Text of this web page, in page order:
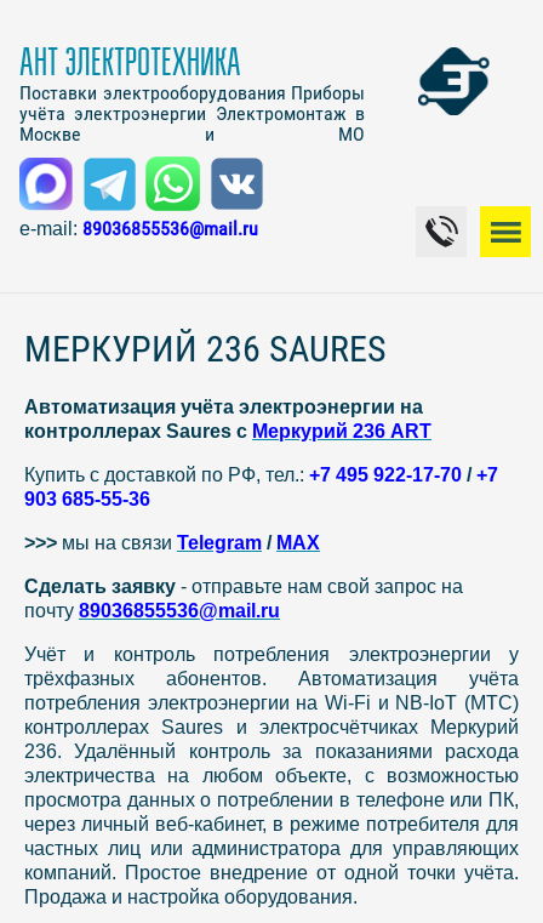
АНТ ЭЛЕКТРОТЕХНИКА
Поставки электрооборудования Приборы
учёта электроэнергии Электромонтаж в
Москве и МО
e-mail: 89036855536@mail.ru
МЕРКУРИЙ 236 SAURES
Автоматизация учёта электроэнергии на
контроллерах Saures с Меркурий 236 ART
Купить с доставкой по РФ, тел.: +7 495 922-17-70 /+7
903 685-55-36
>>> мы на связи Telegram / MAX
Сделать заявку - отправьте нам свой запрос на
почту 89036855536@mail.ru
Учёт и контроль потребления электроэнергии у
трёхфазных абонентов. Автоматизация учёта
потребления электроэнергии на Wi-Fi и NB-IoT (МТС)
контроллерах Saures и электросчётчиках Меркурий
236. Удалённый контроль за показаниями расхода
электричества на любом объекте, с возможностью
просмотра данных о потреблении в телефоне или ПК,
через личный веб-кабинет, в режиме потребителя для
частных лиц или администратора для управляющих
компаний. Простое внедрение от одной точки учёта.
Продажа и настройка оборудования.